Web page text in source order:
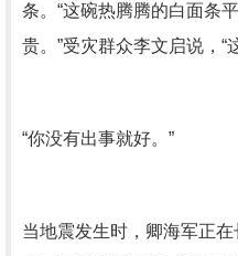
条。“这碗热腾腾的白面条
贵。”受灾群众李文启说，“
“你没有出事就好。”
当地震发生时，卿海军正